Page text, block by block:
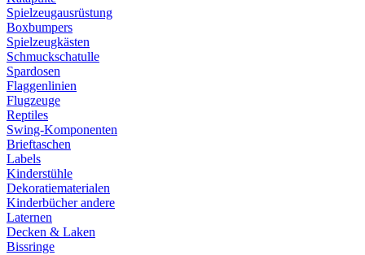
Spielzeugausrüstung
Boxbumpers
Spielzeugkästen
Schmuckschatulle
Spardosen
Flaggenlinien
Flugzeuge
Reptiles
Swing-Komponenten
Brieftaschen
Labels
Kinderstühle
Dekoratiematerialen
Kinderbücher andere
Laternen
Decken & Laken
Bissringe